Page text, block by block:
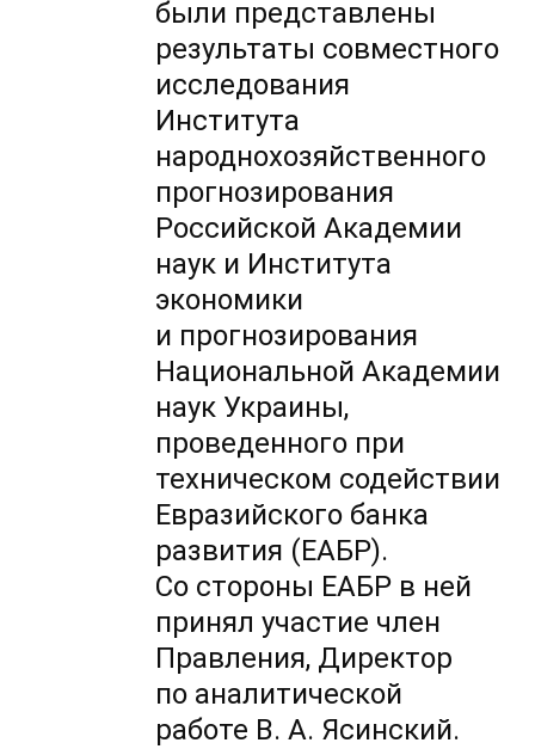
были представлены
результаты совместного
исследования
Института
народнохозяйственного
прогнозирования
Российской Академии
наук и Института
экономики
и прогнозирования
Национальной Академии
наук Украины,
проведенного при
техническом содействии
Евразийского банка
развития (ЕАБР).
Со стороны ЕАБР в ней
принял участие член
Правления, Директор
по аналитической
работе В. А. Ясинский.